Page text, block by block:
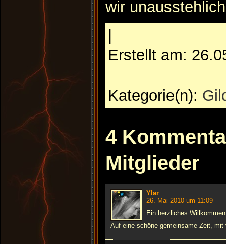
wir
|
Erstellt am:
Kategorie(n):
4
Mitglieder
Ylar
26. Mai 2010 um 11:09
Ein herzliches
Auf eine schöne gemeinsame Zeit,